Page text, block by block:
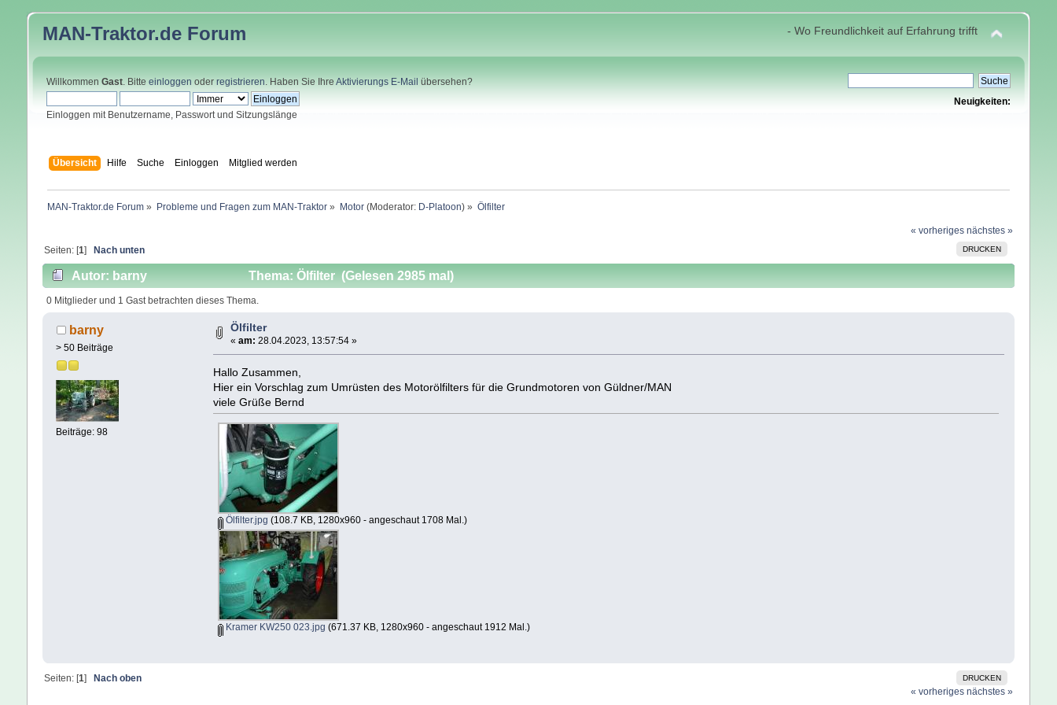
MAN-Traktor.de Forum - Wo Freundlichkeit auf Erfahrung trifft
Willkommen Gast. Bitte einloggen oder registrieren. Haben Sie Ihre Aktivierungs E-Mail übersehen?
Einloggen mit Benutzername, Passwort und Sitzungslänge
Neuigkeiten:
Übersicht Hilfe Suche Einloggen Mitglied werden
MAN-Traktor.de Forum » Probleme und Fragen zum MAN-Traktor » Motor (Moderator: D-Platoon) » Ölfilter
« vorheriges nächstes »
DRUCKEN
Seiten: [1]Nach unten
Autor: barny Thema: Ölfilter (Gelesen 2985 mal)
0 Mitglieder und 1 Gast betrachten dieses Thema.
barny
> 50 Beiträge
Beiträge: 98
Ölfilter
« am: 28.04.2023, 13:57:54 »
Hallo Zusammen,
Hier ein Vorschlag zum Umrüsten des Motorölfilters für die Grundmotoren von Güldner/MAN
viele Grüße Bernd
Ölfilter.jpg (108.7 KB, 1280x960 - angeschaut 1708 Mal.)
Kramer KW250 023.jpg (671.37 KB, 1280x960 - angeschaut 1912 Mal.)
DRUCKEN
Seiten: [1]
Nach oben
« vorheriges nächstes »